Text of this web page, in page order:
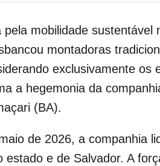
mobilidade
montadoras
exclusivamente os
a hegemonia da
(BA).
de 2026, a companhia
e de Salvador. A